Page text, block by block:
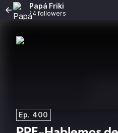
Papá Friki
14 followers
Ep. 400